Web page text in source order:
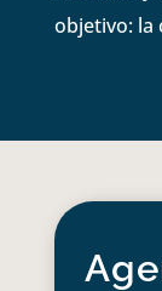
objetivo: la